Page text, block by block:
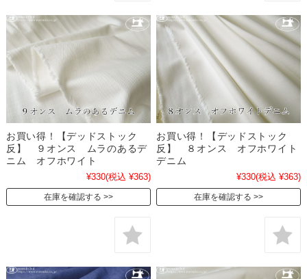
お買い得！【デッドストック
反】 ９オンス ムラのあるデ
ニム オフホワイト
¥330(税込 ¥363)
在庫を確認する
お買い得！【デッドストック
反】 ８オンス オフホワイト
デニム
¥330(税込 ¥363)
在庫を確認する